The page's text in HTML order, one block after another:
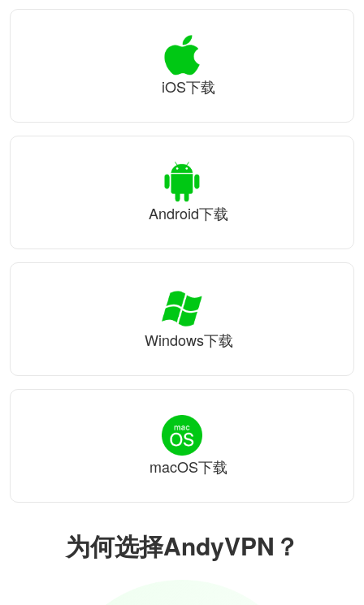
为何选择AndyVPN？
iOS下载
Android下载
Windows下载
macOS下载